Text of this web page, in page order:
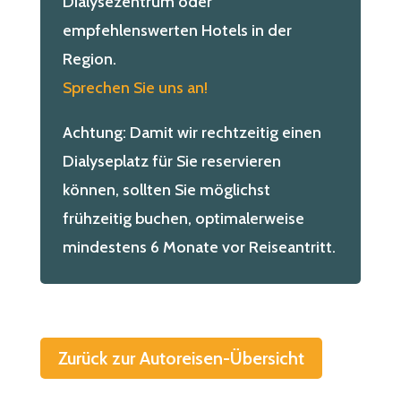
empfehlenswerten Hotels in der
Region.
Sprechen Sie uns an!
Achtung: Damit wir rechtzeitig einen
Dialyseplatz für Sie reservieren
können, sollten Sie möglichst
frühzeitig buchen, optimalerweise
mindestens 6 Monate vor Reiseantritt.
Zurück zur Autoreisen-Übersicht